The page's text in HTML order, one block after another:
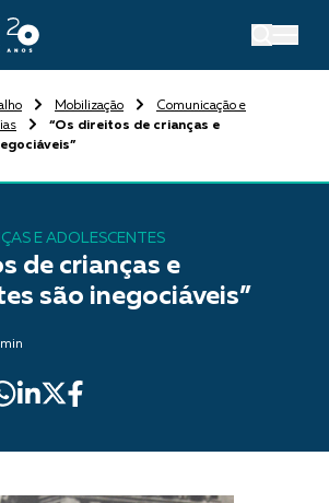
Mobilização
Comunicação e
“Os direitos de crianças e
E ADOLESCENTES
de crianças e
são inegociáveis”
min